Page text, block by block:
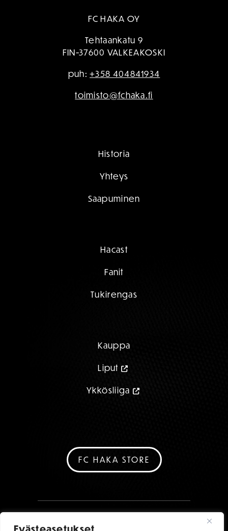
FC HAKA OY
Tehtaankatu 9
FIN-37600 VALKEAKOSKI
puh:+358 404841934
toimisto@fchaka.fi
Historia
Yhteys
Saapuminen
Hacast
Fanit
Tukirengas
Kauppa
Liput
Ykkösliiga
FC HAKA STORE